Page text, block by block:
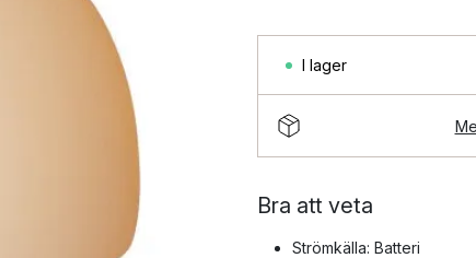
I lager
Bra att veta
Strömkälla: Batteri